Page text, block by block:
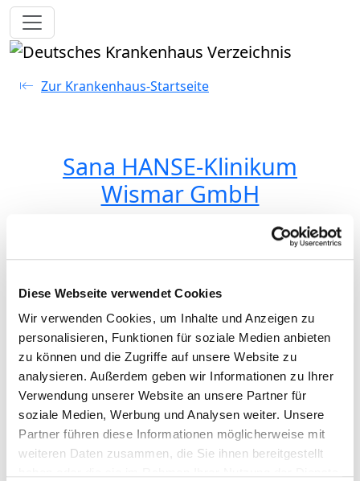
Diese Webseite verwendet Cookies
Wir verwenden Cookies, um Inhalte und Anzeigen zu
personalisieren, Funktionen für soziale Medien anbieten
zu können und die Zugriffe auf unsere Website zu
analysieren. Außerdem geben wir Informationen zu Ihrer
Verwendung unserer Website an unsere Partner für
soziale Medien, Werbung und Analysen weiter. Unsere
Partner führen diese Informationen möglicherweise mit
weiteren Daten zusammen, die Sie ihnen bereitgestellt
Toggle navigation
Zur Krankenhaus-Startseite
Sana HANSE-Klinikum
Wismar GmbH
Service & Ausstattung
Medizinisch-pflegerische
Leistungen
Behandlungen / Therapien
Atemgymnastik /-therapie
Basale Stimulation